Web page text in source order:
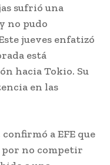
sufrió una
no pudo
jueves enfatizó
está
hacia Tokio. Su
en las
a EFE que
por no competir